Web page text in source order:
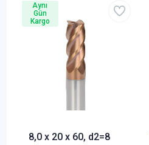
8,0 x 20 x 60, d2=8
Aynı
Gün
Kargo